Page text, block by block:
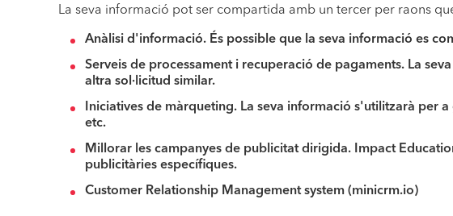
La seva informació pot ser compartida amb un tercer per raons
Anàlisi d'informació. És possible que la seva informació es
Serveis de processament i recuperació de pagaments. La
altra sol·licitud similar.
Iniciatives de màrqueting. La seva informació s'utilitzarà per
etc.
Millorar les campanyes de publicitat dirigida. Impact
publicitàries específiques.
Customer Relationship Managementsystem (minicrm.io)